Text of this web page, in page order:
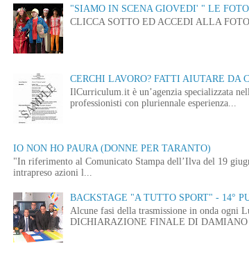
"SIAMO IN SCENA GIOVEDI' " LE
CLICCA SOTTO ED ACCEDI ALLA
CERCHI LAVORO? FATTI AIUTARE DA
IlCurriculum.it è un’agenzia specializzata
professionisti con pluriennale esperienza...
IO NON HO PAURA (DONNE PER TARANTO)
"In riferimento al Comunicato Stampa dell’Ilva del 19
intrapreso azioni l...
BACKSTAGE "A TUTTO SPORT" - 14°
Alcune fasi della trasmissione in onda ogni
DICHIARAZIONE FINALE DI DAMIANO